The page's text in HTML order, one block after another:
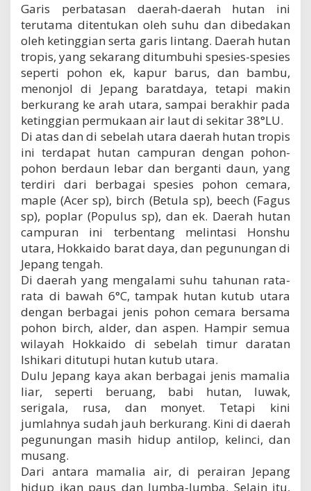
Garis perbatasan daerah-daerah hutan ini
terutama ditentukan oleh suhu dan dibedakan
oleh ketinggian serta garis lintang. Daerah hutan
tropis, yang sekarang ditumbuhi spesies-spesies
seperti pohon ek, kapur barus, dan bambu,
menonjol di Jepang baratdaya, tetapi makin
berkurang ke arah utara, sampai berakhir pada
ketinggian permukaan air laut di sekitar 38°LU.
Di atas dan di sebelah utara daerah hutan tropis
ini terdapat hutan campuran dengan pohon-
pohon berdaun lebar dan berganti daun, yang
terdiri dari berbagai spesies pohon cemara,
maple (Acer sp), birch (Betula sp), beech (Fagus
sp), poplar (Populus sp), dan ek. Daerah hutan
campuran ini terbentang melintasi Honshu
utara, Hokkaido barat daya, dan pegunungan di
Jepang tengah.
Di daerah yang mengalami suhu tahunan rata-
rata di bawah 6°C, tampak hutan kutub utara
dengan berbagai jenis pohon cemara bersama
pohon birch, alder, dan aspen. Hampir semua
wilayah Hokkaido di sebelah timur daratan
Ishikari ditutupi hutan kutub utara.
Dulu Jepang kaya akan berbagai jenis mamalia
liar, seperti beruang, babi hutan, luwak,
serigala, rusa, dan monyet. Tetapi kini
jumlahnya sudah jauh berkurang. Kini di daerah
pegunungan masih hidup antilop, kelinci, dan
musang.
Dari antara mamalia air, di perairan Jepang
hidup ikan paus dan lumba-lumba. Selain itu,